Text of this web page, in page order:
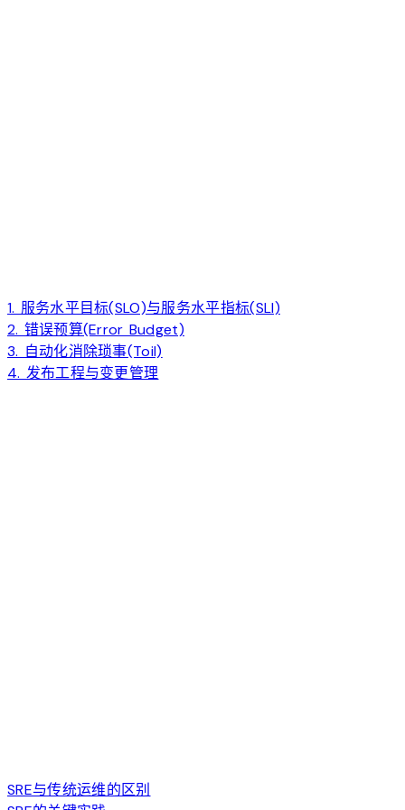
1. 服务水平目标(SLO)与服务水平指标(SLI)
2. 错误预算(Error Budget)
3. 自动化消除琐事(Toil)
4. 发布工程与变更管理
SRE与传统运维的区别